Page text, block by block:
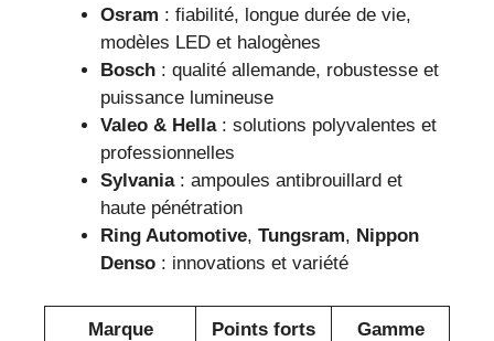
Osram : fiabilité, longue durée de vie,
modèles LED et halogènes
Bosch : qualité allemande, robustesse et
puissance lumineuse
Valeo & Hella: solutions polyvalentes et
professionnelles
Sylvania: ampoules antibrouillard et
haute pénétration
Ring Automotive, Tungsram, Nippon
Denso : innovations et variété
Marque Points forts Gamme